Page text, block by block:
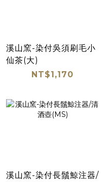
溪山窯-染付吳須刷毛小
仙茶(大)
NT$1,170
溪山窯-染付長鬚鯨注器/